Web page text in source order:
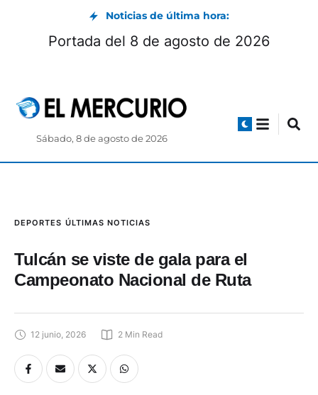
Noticias de última hora:
Portada del 8 de agosto de 2026
Sábado, 8 de agosto de 2026
DEPORTES ÚLTIMAS NOTICIAS
Tulcán se viste de gala para el
Campeonato Nacional de Ruta
12 junio, 2026 2 Min Read